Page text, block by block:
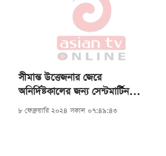
সীমান্ত উত্তেজনার জেরে
অনির্দিষ্টকালের জন্য সেন্টমার্টিন
ভ্রমণে নিষেধাজ্ঞা
৮ ফেব্রুয়ারি ২০২৪ সকাল ০৭:৪৯:৪৩